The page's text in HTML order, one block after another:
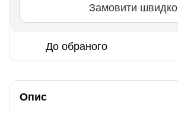
Замовити швидко
До обраного
Опис